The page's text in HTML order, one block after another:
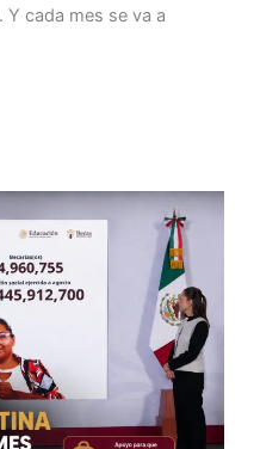
Y cada mes se va a